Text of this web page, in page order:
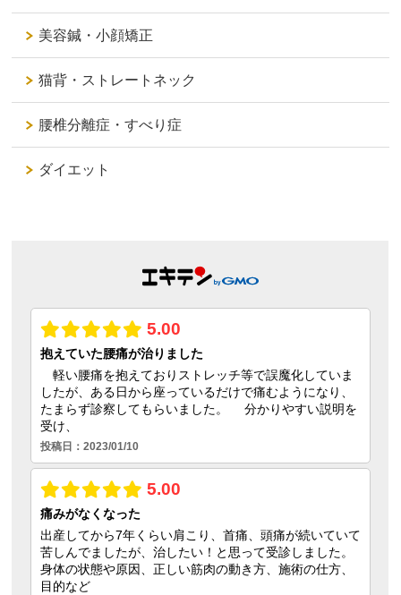
美容鍼・小顔矯正
猫背・ストレートネック
腰椎分離症・すべり症
ダイエット